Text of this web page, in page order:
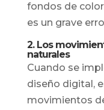
fondos de
es un grave
2. Los
naturales
Cuando se
diseño digital,
movimientos